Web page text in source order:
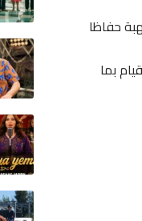
حفاظا
بما